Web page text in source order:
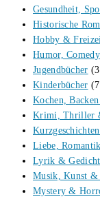
Gesundheit,
Historische
Hobby &
Humor,
Jugendbücher
Kinderbücher
Kochen,
Krimi, Thriller
Liebe,
Lyrik &
Musik, Kunst
Mystery &